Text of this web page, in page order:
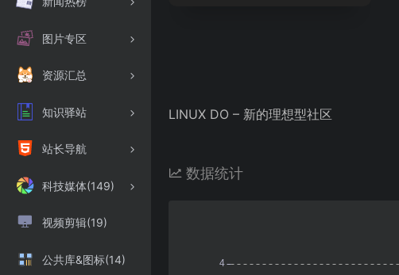
图片专区
资源汇总
知识驿站
站长导航
科技媒体(149)
视频剪辑(19)
公共库&图标(14)
LINUX DO – 新的理想型社区
数据统计